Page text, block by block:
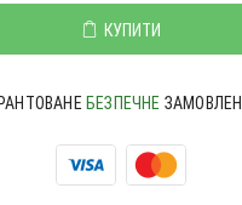
КУПИТИ
БЕЗПЕЧНЕ